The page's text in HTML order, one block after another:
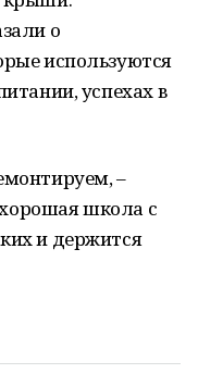
о
используются
успехах в
–
хорошая школа с
и держится